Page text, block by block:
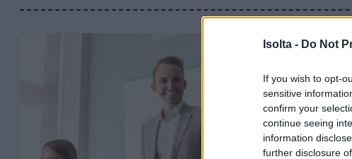
Isolta - Do Not
If you wish to opt-
sensitive
confirm your
continue seeing
information
further disclosure